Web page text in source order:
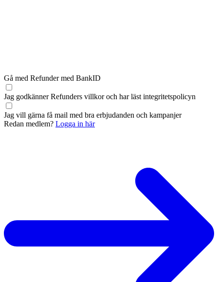
Gå med Refunder med BankID
Jag godkänner Refunders villkoroch har läst integritetspolicyn
Jag vill gärna få mail med bra erbjudanden och kampanjer
Redan medlem? Logga in här